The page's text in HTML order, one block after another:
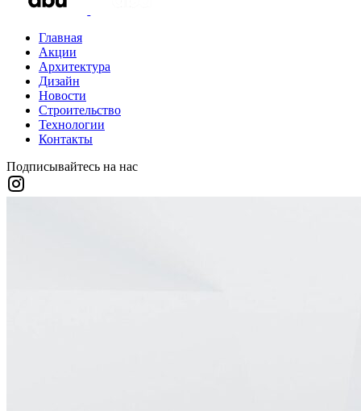
Главная
Акции
Архитектура
Дизайн
Новости
Строительство
Технологии
Контакты
Подписывайтесь на нас